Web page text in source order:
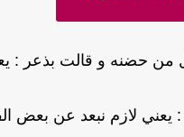
من حضنه و قالت بذعر :
: يعني لازم نبعد عن بعض